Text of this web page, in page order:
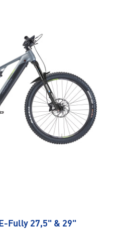
Fully 27,5" & 29"